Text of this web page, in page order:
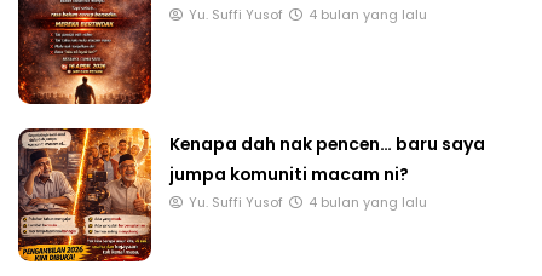
Yu. Suffi Yusof 4 bulan yang lalu
Kenapa dah nak pencen… baru saya
jumpa komuniti macam ni?
Yu. Suffi Yusof 4 bulan yang lalu